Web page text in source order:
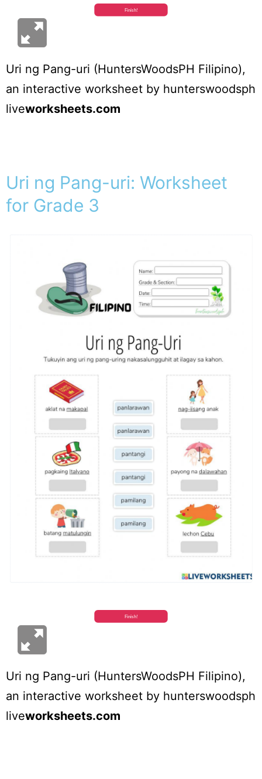
Uri ng Pang-uri (HuntersWoodsPH Filipino),
an interactive worksheet by hunterswoodsph
liveworksheets.com
Uri ng Pang-uri: Worksheet
for Grade 3
Uri ng Pang-uri (HuntersWoodsPH Filipino),
an interactive worksheet by hunterswoodsph
liveworksheets.com